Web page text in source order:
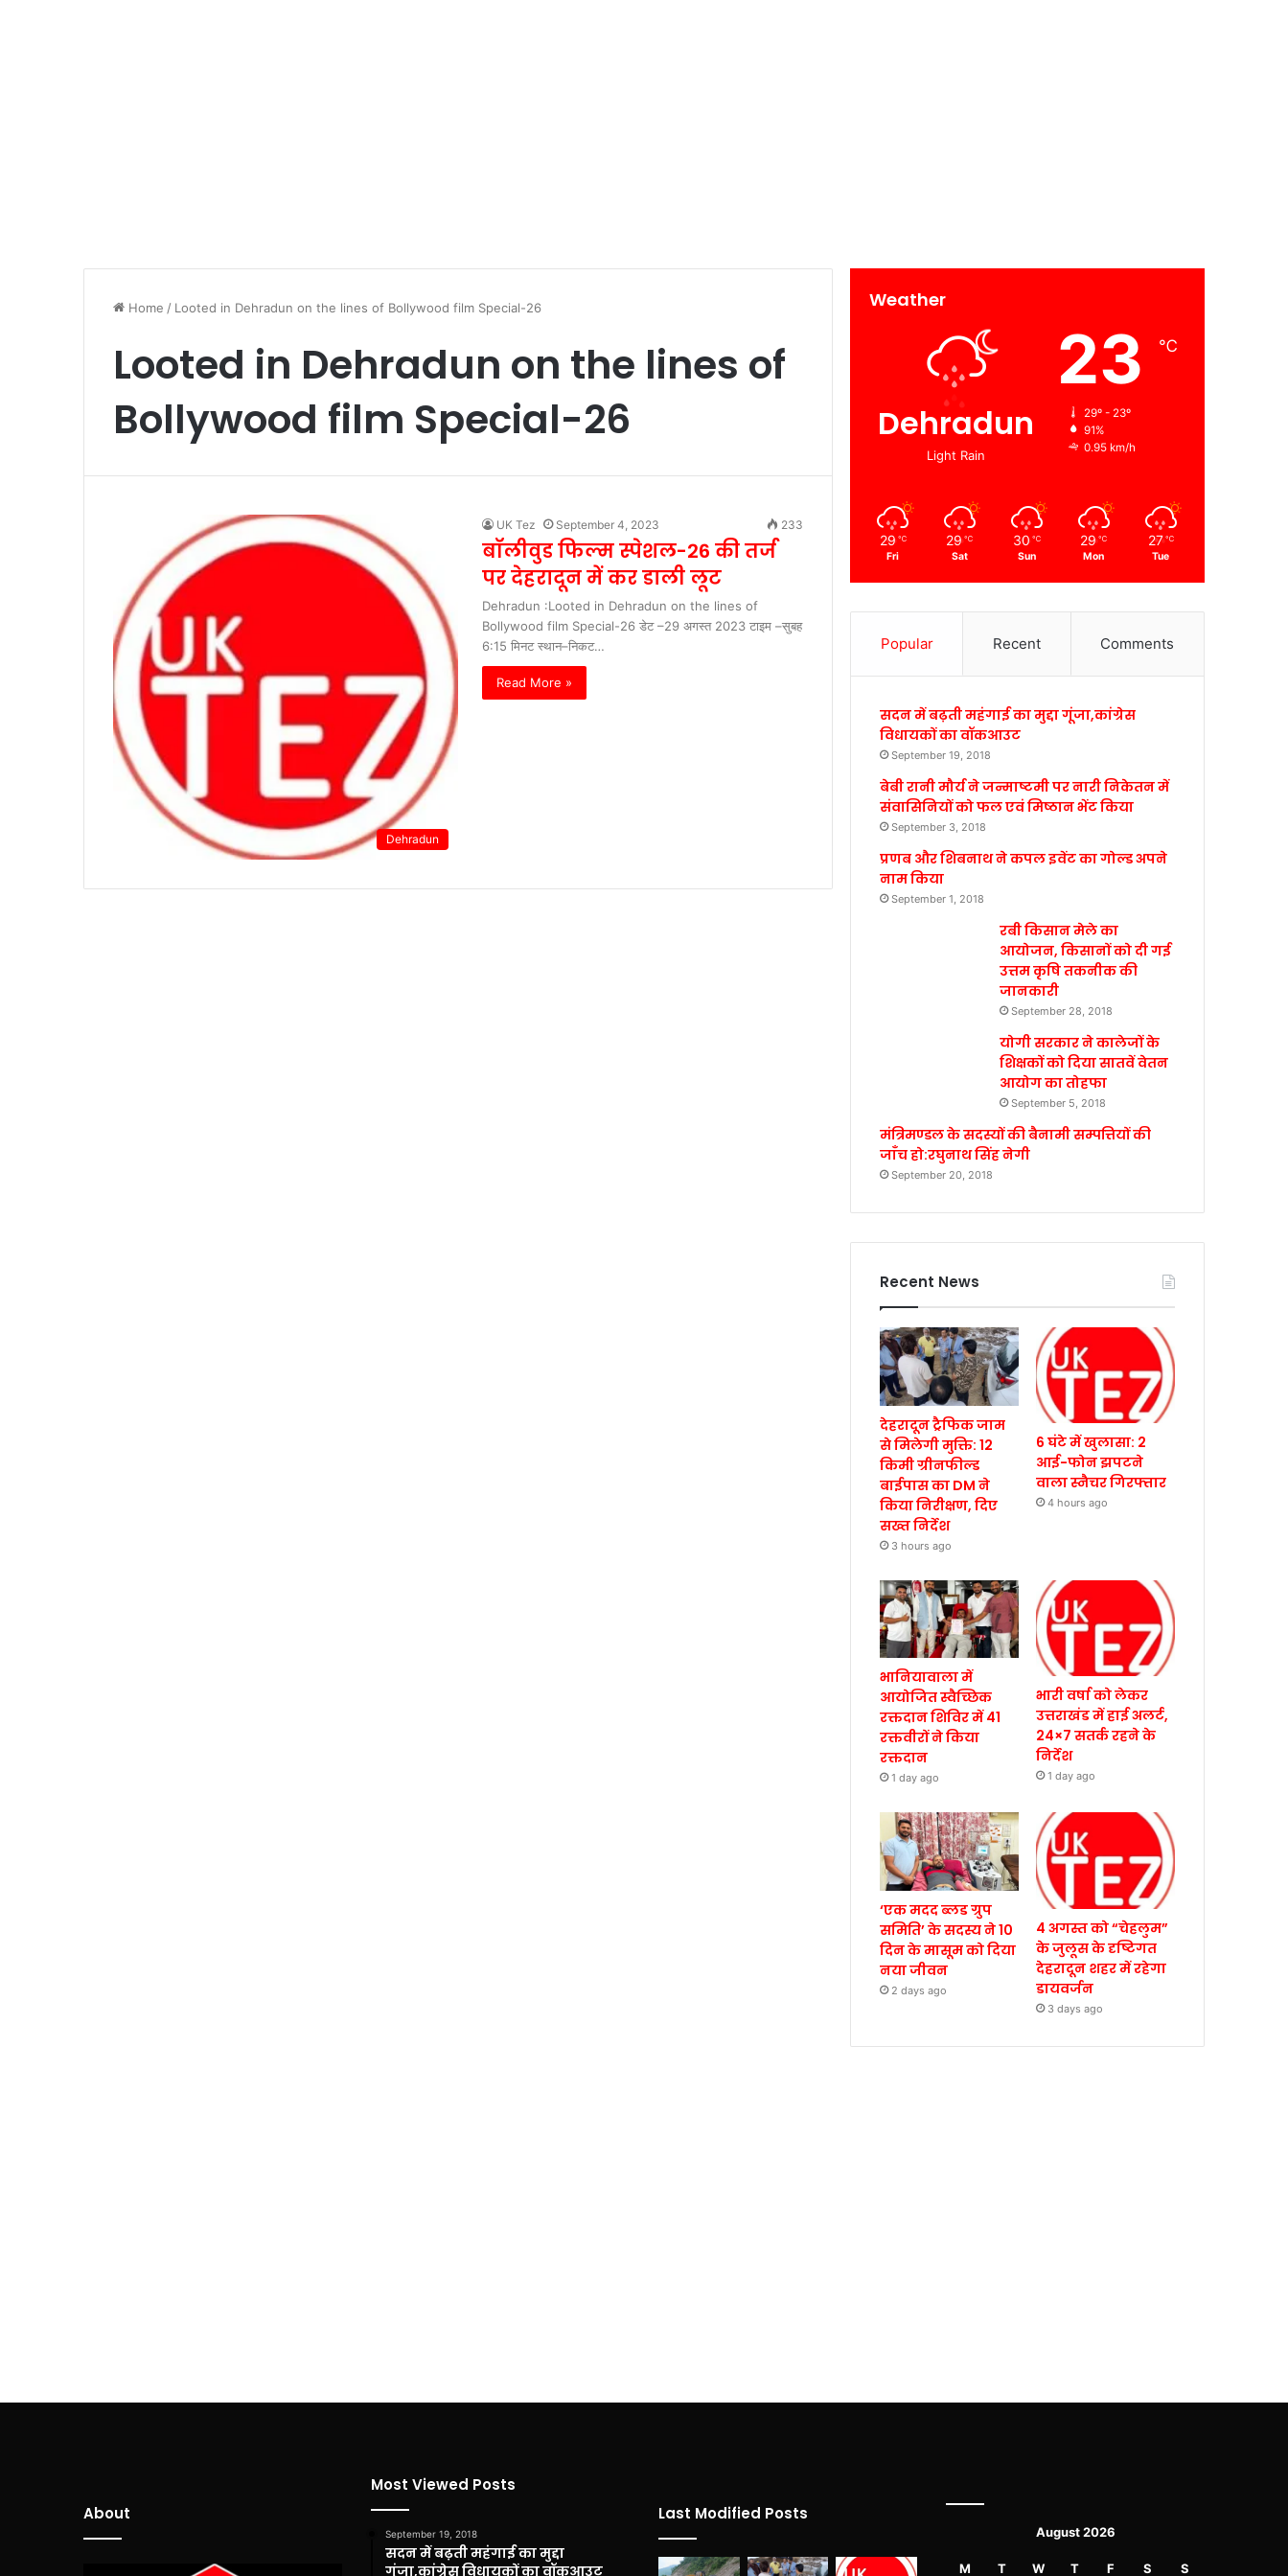
Home / Looted in Dehradun on the lines of Bollywood film Special-26
Looted in Dehradun on the lines of
Bollywood film Special-26
Dehradun
UK Tez September 4, 2023 233
बॉलीवुड फिल्म स्पेशल-26 की तर्ज
पर देहरादून में कर डाली लूट
Dehradun :Looted in Dehradun on the lines of
Bollywood film Special-26 डेट –29 अगस्त 2023 टाइम –सुबह
6:15 मिनट स्थान–निकट…
Read More »
Weather
Dehradun
Light Rain
23 ℃
29º - 23º
91%
0.95 km/h
29 ℃
Fri
29 ℃
Sat
30 ℃
Sun
29 ℃
Mon
27 ℃
Tue
Popular Recent Comments
सदन में बढ़ती महंगाई का मुद्दा गूंजा,कांग्रेस
विधायकों का वॉकआउट
September 19, 2018
बेबी रानी मौर्य ने जन्माष्टमी पर नारी निकेतन में
संवासिनियों को फल एवं मिष्ठान भेंट किया
September 3, 2018
प्रणब और शिबनाथ ने कपल इवेंट का गोल्ड अपने
नाम किया
September 1, 2018
रबी किसान मेले का
आयोजन, किसानों को दी गई
उत्तम कृषि तकनीक की
जानकारी
September 28, 2018
योगी सरकार ने कालेजों के
शिक्षकों को दिया सातवें वेतन
आयोग का तोहफा
September 5, 2018
मंत्रिमण्डल के सदस्यों की बैनामी सम्पत्तियों की
जाँच हो:रघुनाथ सिंह नेगी
September 20, 2018
Recent News
देहरादून ट्रैफिक जाम
से मिलेगी मुक्ति: 12
किमी ग्रीनफील्ड
बाईपास का DM ने
किया निरीक्षण, दिए
सख्त निर्देश
3 hours ago
6 घंटे में खुलासा: 2
आई-फोन झपटने
वाला स्नैचर गिरफ्तार
4 hours ago
भानियावाला में
आयोजित स्वैच्छिक
रक्तदान शिविर में 41
रक्तवीरों ने किया
रक्तदान
1 day ago
भारी वर्षा को लेकर
उत्तराखंड में हाई अलर्ट,
24×7 सतर्क रहने के
निर्देश
1 day ago
‘एक मदद ब्लड ग्रुप
समिति’ के सदस्य ने 10
दिन के मासूम को दिया
नया जीवन
2 days ago
4 अगस्त को “चेहलुम”
के जुलूस के दृष्टिगत
देहरादून शहर में रहेगा
डायवर्जन
3 days ago
About
Most Viewed Posts
September 19, 2018
सदन में बढ़ती महंगाई का मुद्दा
गूंजा,कांग्रेस विधायकों का वॉकआउट
Last Modified Posts
August 2026
M T W T F S S